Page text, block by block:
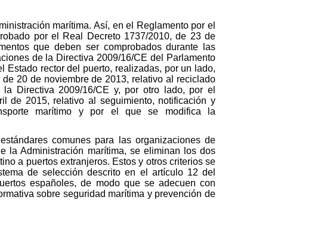
marítima. Así, en el Reglamento por el
por el Real Decreto 1737/2010, de 23 de
que deben ser comprobados durante las
de la Directiva 2009/16/CE del Parlamento
rector del puerto, realizadas, por un lado,
20 de noviembre de 2013, relativo al reciclado
Directiva 2009/16/CE y, por otro lado, por el
de 2015, relativo al seguimiento, notificación y
marítimo y por el que se modifica la
comunes para las organizaciones de
la Administración marítima, se eliminan los dos
a puertos extranjeros. Estos y otros criterios se
de selección descrito en el artículo 12 del
españoles, de modo que se adecuen con
sobre seguridad marítima y prevención de